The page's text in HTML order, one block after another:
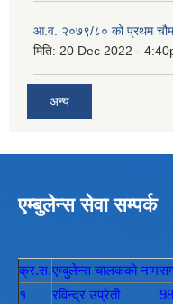
आ.व. २०७९/८० को प्रथम
मिति: 20 Dec 2022 -
अन्य
एम्बुलेन्स सेवा सम्पर्क
क्र.स.एम्बुलेन्स चालककाे नाम
१
रविन्द्र उप्रेती